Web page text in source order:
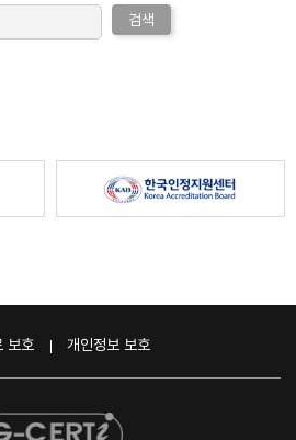
검색
보호 개인정보 보호